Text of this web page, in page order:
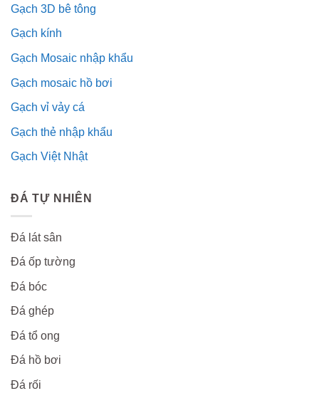
Gạch 3D bê tông
Gạch kính
Gạch Mosaic nhập khẩu
Gạch mosaic hồ bơi
Gạch vỉ vảy cá
Gạch thẻ nhập khẩu
Gạch Việt Nhật
ĐÁ TỰ NHIÊN
Đá lát sân
Đá ốp tường
Đá bóc
Đá ghép
Đá tổ ong
Đá hồ bơi
Đá rối